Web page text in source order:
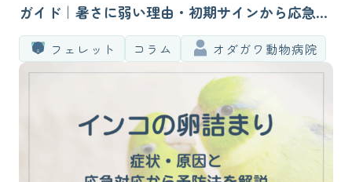
ガイド｜暑さに弱い理由・初期サインから応急処
置まで獣医師が解説
フェレット コラム オダガワ動物病院